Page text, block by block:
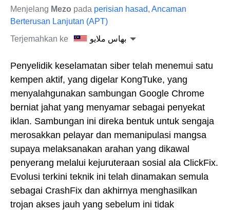
Menjelang Mezo pada perisian hasad, Ancaman
Berterusan Lanjutan (APT)
Terjemahkan ke
بهاس ملايو
Penyelidik keselamatan siber telah menemui satu
kempen aktif, yang digelar KongTuke, yang
menyalahgunakan sambungan Google Chrome
berniat jahat yang menyamar sebagai penyekat
iklan. Sambungan ini direka bentuk untuk sengaja
merosakkan pelayar dan memanipulasi mangsa
supaya melaksanakan arahan yang dikawal
penyerang melalui kejuruteraan sosial ala ClickFix.
Evolusi terkini teknik ini telah dinamakan semula
sebagai CrashFix dan akhirnya menghasilkan
trojan akses jauh yang sebelum ini tidak